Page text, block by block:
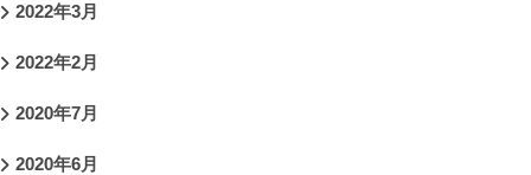
2022年3月
2022年2月
2020年7月
2020年6月